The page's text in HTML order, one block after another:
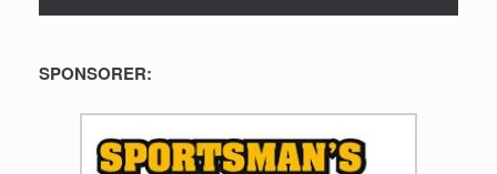
SPONSORER: